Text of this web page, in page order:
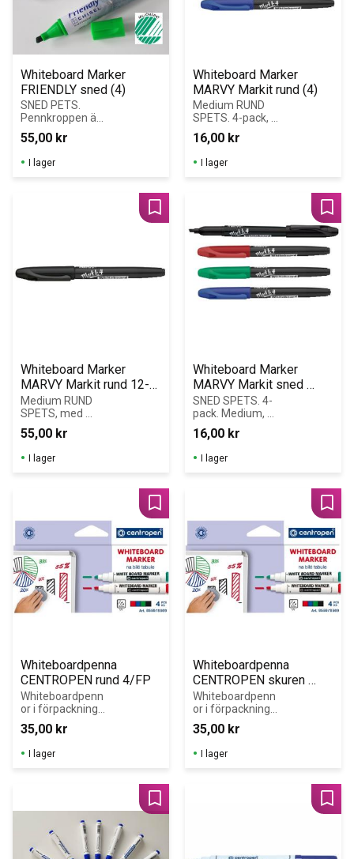
Whiteboard Marker
FRIENDLY sned (4)
SNED PETS.
Pennkroppen är
tillverkad av
återvunnet
papper vilket
minskar
55,00 kr
I lager
Whiteboard Marker
MARVY Markit rund (4)
Medium RUND
SPETS. 4-pack,
med plastclips
16,00 kr
I lager
Whiteboard Marker
MARVY Markit rund 12-
pack
Medium RUND
SPETS, med
plastclips. 12-
pack. Valfri färg.
55,00 kr
Lägg till i favoriter
I lager
Whiteboard Marker
MARVY Markit sned
spets
SNED SPETS. 4-
pack. Medium,
med plastclips
16,00 kr
I lager
Whiteboardpenna
CENTROPEN rund 4/FP
Whiteboardpenn
or i förpackning
om 4 st pennor.
35,00 kr
Lägg till i favoriter
I lager
Whiteboardpenna
CENTROPEN skuren
4/FP
Whiteboardpenn
or i förpackning
om 4 st pennor.
35,00 kr
I lager
Lägg till i favoriter